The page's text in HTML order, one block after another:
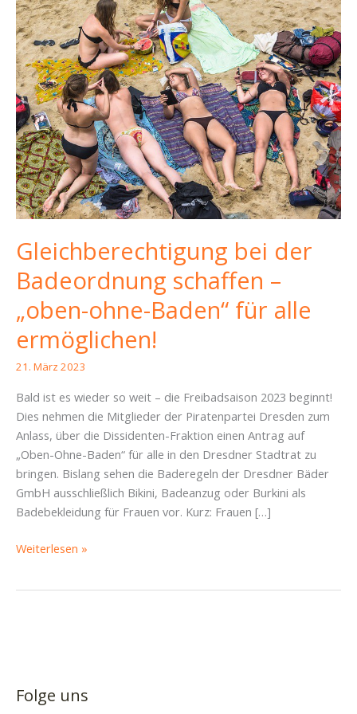
Gleichberechtigung bei der
Badeordnung schaffen –
„oben-ohne-Baden“ für alle
ermöglichen!
21. März 2023
Bald ist es wieder so weit – die Freibadsaison 2023 beginnt!
Dies nehmen die Mitglieder der Piratenpartei Dresden zum
Anlass, über die Dissidenten-Fraktion einen Antrag auf
„Oben-Ohne-Baden“ für alle in den Dresdner Stadtrat zu
bringen. Bislang sehen die Baderegeln der Dresdner Bäder
GmbH ausschließlich Bikini, Badeanzug oder Burkini als
Badebekleidung für Frauen vor. Kurz: Frauen […]
Gleichberechtigung
Baden“
Weiterlesen »
Folge uns